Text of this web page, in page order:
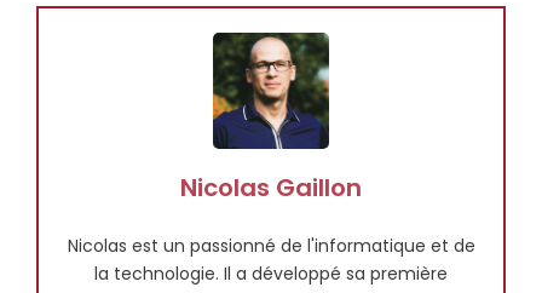
Nicolas Gaillon
Nicolas est un passionné de l'informatique et de
la technologie. Il a développé sa première